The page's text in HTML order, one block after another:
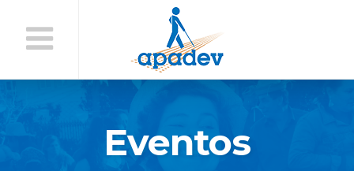
Conteúdo
Eventos